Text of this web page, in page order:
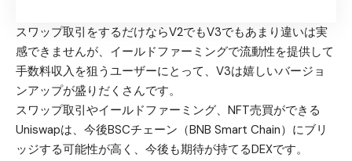
スワップ取引をするだけならV2でもV3でもあまり違いは実
感できませんが、イールドファーミングで流動性を提供して
手数料収入を狙うユーザーにとって、V3は嬉しいバージョ
ンアップが盛りだくさんです。
スワップ取引やイールドファーミング、NFT売買ができる
Uniswapは、今後BSCチェーン（BNB Smart Chain）にブリ
ッジする可能性が高く、今後も期待が持てるDEXです。